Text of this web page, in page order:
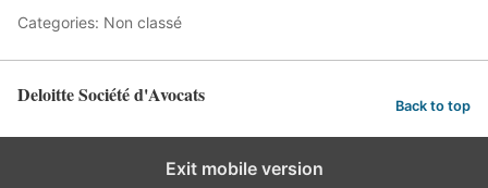
Categories: Non classé
Deloitte Société d'Avocats Back to top
Exit mobile version